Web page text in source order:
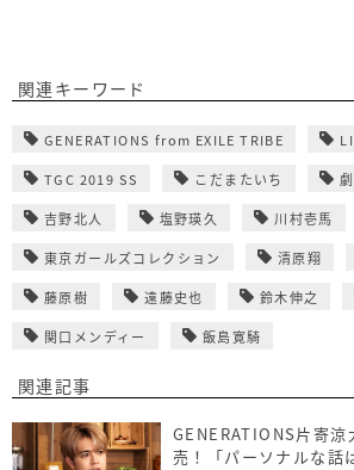
関連キーワード
GENERATIONS from EXILE TRIBE
TGC 2019 SS こだまたいち
吉野北人 塩野瑛久 川村壱馬
東京ガールズコレクション 清原翔
藤原樹 遠藤史也 鈴木伸之
関口メンディー 飯島寛騎
関連記事
GENERATIONS片寄
売！「パーソナルな話